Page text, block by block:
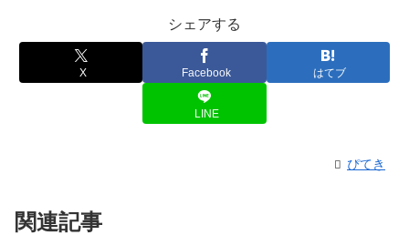
シェアする
X Facebook はてブ
LINE
ぴてき
関連記事